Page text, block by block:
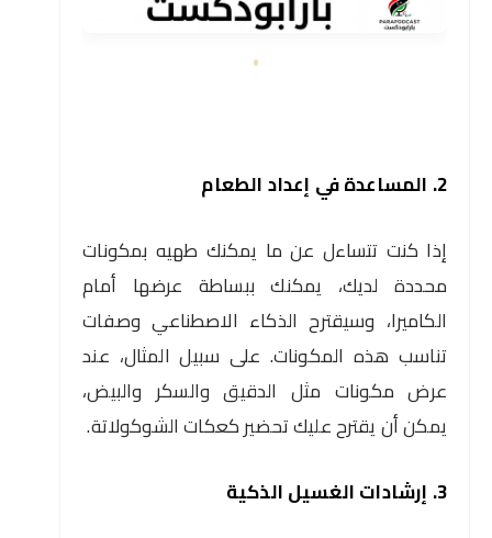
2. المساعدة في إعداد الطعام
إذا كنت تتساءل عن ما يمكنك طهيه بمكونات
محددة لديك، يمكنك ببساطة عرضها أمام
الكاميرا، وسيقترح الذكاء الاصطناعي وصفات
تناسب هذه المكونات. على سبيل المثال، عند
عرض مكونات مثل الدقيق والسكر والبيض،
يمكن أن يقترح عليك تحضير كعكات الشوكولاتة.
3. إرشادات الغسيل الذكية